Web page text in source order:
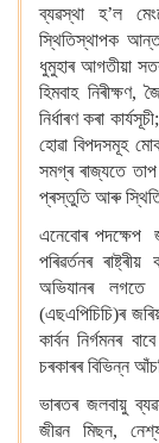
ব্যৱস্থা হ’ল
স্থিতিস্থাপক
ধুমুহাৰ আগতীয়া
হিমবাহ নিৰীক্ষণ,
নিৰ্ধাৰণ কৰা
হোৱা বিপদসমূহ
সমগ্ৰ ৰাজ্যতে তাপ
প্ৰস্তুতি আৰু
এনেবোৰ পদক্ষেপ
পৰিৱৰ্তনৰ
অভিযানৰ লগতে
(এছএপিচিচি)ৰ
কাৰ্বন নিৰ্গমনৰ
চৰকাৰৰ বিভিন্ন
ভাৰতৰ জলবায়ু
জীৱন মিছন,